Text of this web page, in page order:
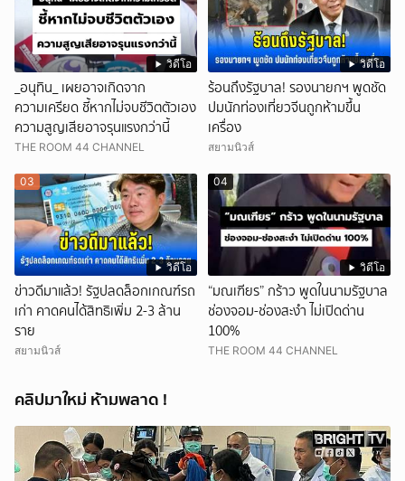
วิดีโอ
_อนุทิน_ เผยอาจเกิดจาก
ความเครียด ชี้หากไม่จบชีวิตตัวเอง
ความสูญเสียอาจรุนแรงกว่านี้
THE ROOM 44 CHANNEL
วิดีโอ
ร้อนถึงรัฐบาล! รองนายกฯ พูดชัด
ปมนักท่องเที่ยวจีนถูกห้ามขึ้น
เครื่อง
สยามนิวส์
วิดีโอ
03
ข่าวดีมาแล้ว! รัฐปลดล็อกเกณฑ์รถ
เก่า คาดคนได้สิทธิเพิ่ม 2-3 ล้าน
ราย
สยามนิวส์
วิดีโอ
04
“มณเฑียร” กร้าว พูดในนามรัฐบาล
ช่องจอม-ช่องสะงำ ไม่เปิดด่าน
100%
THE ROOM 44 CHANNEL
คลิปมาใหม่ ห้ามพลาด !